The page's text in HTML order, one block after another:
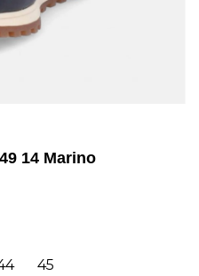
14 Marino
45